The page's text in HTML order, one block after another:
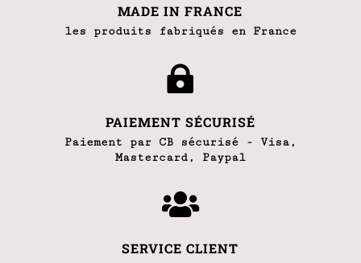
MADE IN FRANCE
les produits fabriqués en France

PAIEMENT SÉCURISÉ
Paiement par CB sécurisé - Visa,
Mastercard, Paypal

SERVICE CLIENT